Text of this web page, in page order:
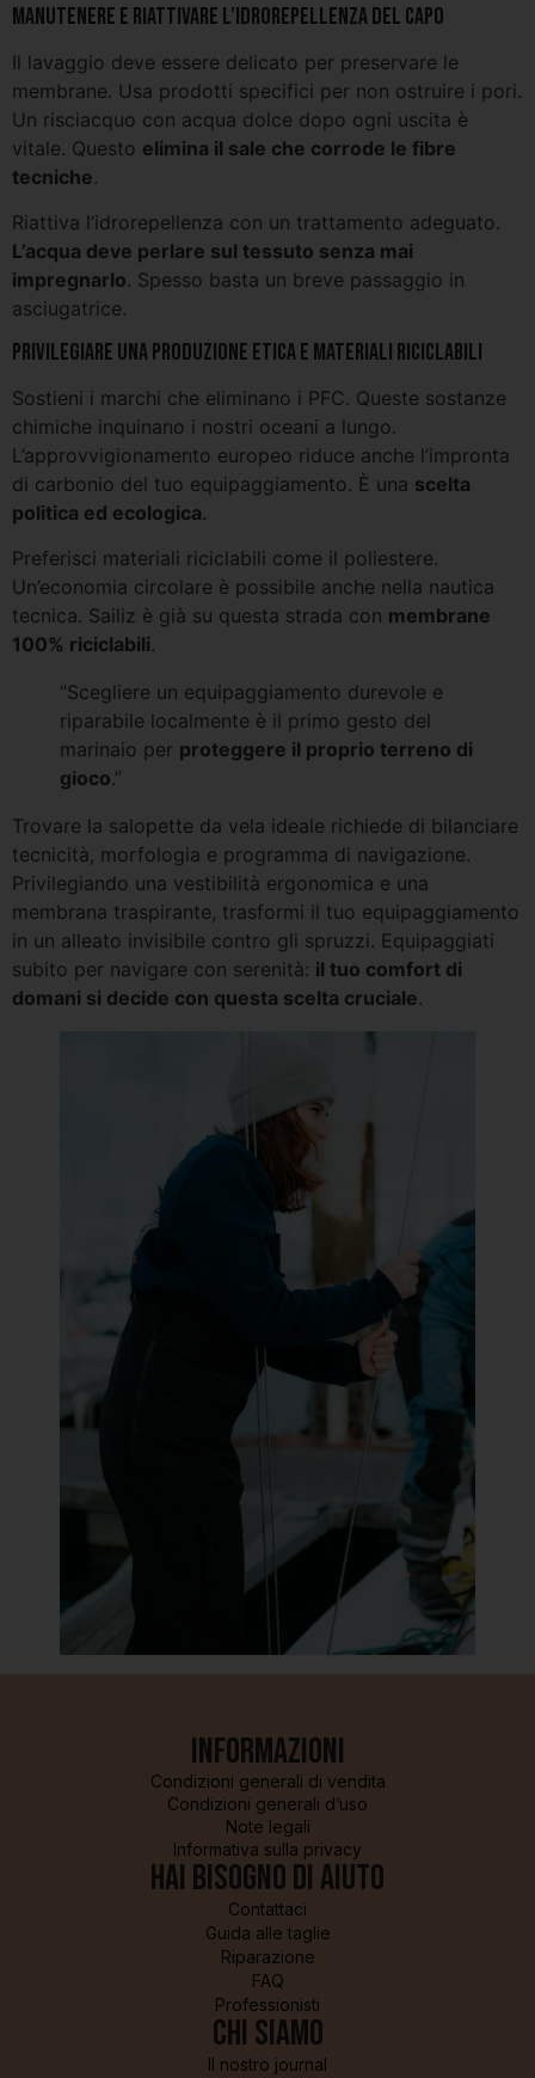
Manutenere e riattivare l’idrorepellenza del capo
Il lavaggio deve essere delicato per preservare le
membrane. Usa prodotti specifici per non ostruire i pori.
Un risciacquo con acqua dolce dopo ogni uscita è
vitale. Questo elimina il sale che corrode le fibre
tecniche.
Riattiva l’idrorepellenza con un trattamento adeguato.
L’acqua deve perlare sul tessuto senza mai
impregnarlo. Spesso basta un breve passaggio in
asciugatrice.
Privilegiare una produzione etica e materiali riciclabili
Sostieni i marchi che eliminano i PFC. Queste sostanze
chimiche inquinano i nostri oceani a lungo.
L’approvvigionamento europeo riduce anche l’impronta
di carbonio del tuo equipaggiamento. È una scelta
politica ed ecologica.
Preferisci materiali riciclabili come il poliestere.
Un’economia circolare è possibile anche nella nautica
tecnica. Sailiz è già su questa strada con membrane
100% riciclabili.
“Scegliere un equipaggiamento durevole e
riparabile localmente è il primo gesto del
marinaio per proteggere il proprio terreno di
gioco.”
Trovare la salopette da vela ideale richiede di bilanciare
tecnicità, morfologia e programma di navigazione.
Privilegiando una vestibilità ergonomica e una
membrana traspirante, trasformi il tuo equipaggiamento
in un alleato invisibile contro gli spruzzi. Equipaggiati
subito per navigare con serenità: il tuo comfort di
domani si decide con questa scelta cruciale.
Informazioni
Condizioni generali di vendita
Condizioni generali d’uso
Note legali
Informativa sulla privacy
Hai bisogno di aiuto
Contattaci
Guida alle taglie
Riparazione
FAQ
Professionisti
Chi siamo
Il nostro journal